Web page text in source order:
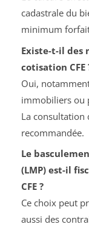
cadastrale du
minimum
Existe-t-il des
cotisation CFE
Oui,
immobiliers ou
La consultation
recommandée.
Le
(LMP) est-il
CFE ?
Ce choix peut
aussi des